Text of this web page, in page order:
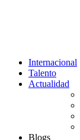
Internacional
Talento
Actualidad
Blogs